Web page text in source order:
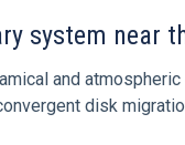
system near
and
disk